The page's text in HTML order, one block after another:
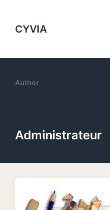
CYVIA
Author
Administrateur